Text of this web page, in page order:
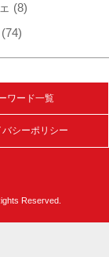
(8)
(74)
ワード一覧
バシーポリシー
Reserved.